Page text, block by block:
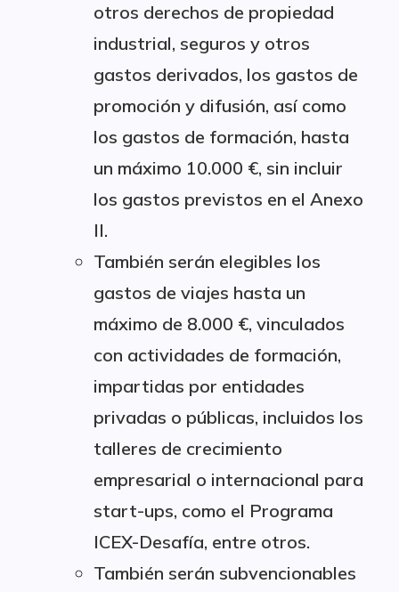
otros derechos de propiedad
industrial, seguros y otros
gastos derivados, los gastos de
promoción y difusión, así como
los gastos de formación, hasta
un máximo 10.000 €, sin incluir
los gastos previstos en el Anexo
II.
También serán elegibles los
gastos de viajes hasta un
máximo de 8.000 €, vinculados
con actividades de formación,
impartidas por entidades
privadas o públicas, incluidos los
talleres de crecimiento
empresarial o internacional para
start-ups, como el Programa
ICEX-Desafía, entre otros.
También serán subvencionables